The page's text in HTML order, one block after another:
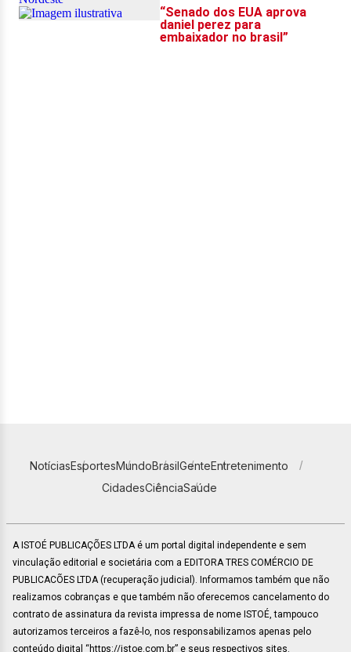
NotíciasEsportesMundoBrasilGenteEntretenimento
CidadesCiênciaSaúde
A ISTOÉ PUBLICAÇÕES LTDA é um portal digital independente e sem
vinculação editorial e societária com a EDITORA TRES COMÉRCIO DE
PUBLICACÕES LTDA (recuperação judicial). Informamos também que não
realizamos cobranças e que também não oferecemos cancelamento do
contrato de assinatura da revista impressa de nome ISTOÉ, tampouco
autorizamos terceiros a fazê-lo, nos responsabilizamos apenas pelo
conteúdo digital “https://istoe.com.br” e seus respectivos sites.